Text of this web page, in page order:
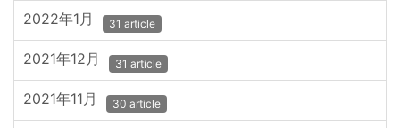
2022年1月 31 article
2021年12月 31 article
2021年11月 30 article